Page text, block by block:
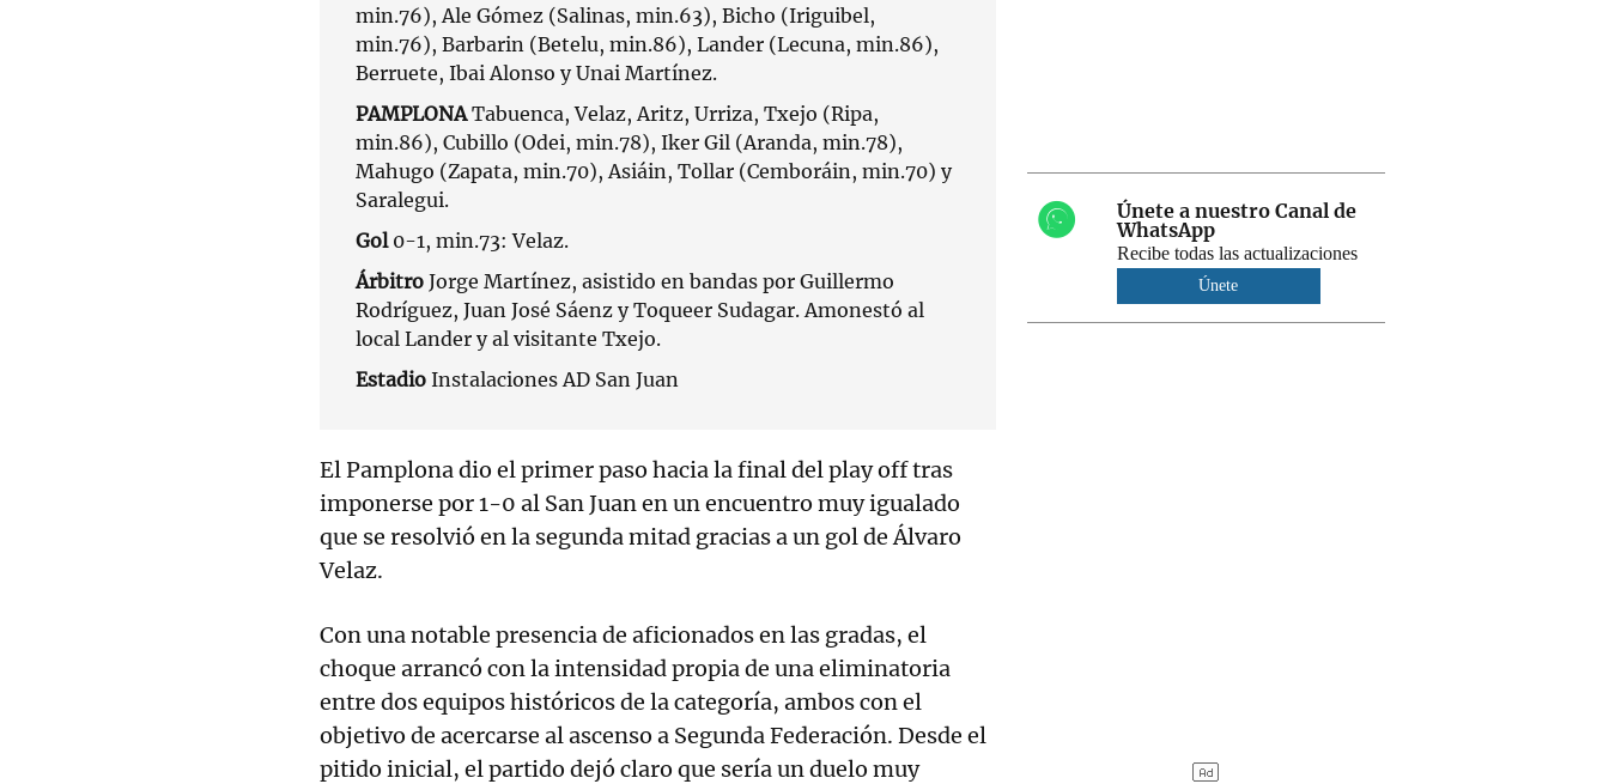
min.76), Ale Gómez (Salinas, min.63), Bicho (Iriguibel,
min.76), Barbarin (Betelu, min.86), Lander (Lecuna, min.86),
Berruete, Ibai Alonso y Unai Martínez.
PAMPLONATabuenca, Velaz, Aritz, Urriza, Txejo (Ripa,
min.86), Cubillo (Odei, min.78), Iker Gil (Aranda, min.78),
Mahugo (Zapata, min.70), Asiáin, Tollar (Cemboráin, min.70) y
Saralegui.
Gol 0-1, min.73: Velaz.
Árbitro Jorge Martínez, asistido en bandas por Guillermo
Rodríguez, Juan José Sáenz y Toqueer Sudagar. Amonestó al
local Lander y al visitante Txejo.
Estadio Instalaciones AD San Juan
El Pamplona dio el primer paso hacia la final del play off tras
imponerse por 1-0 al San Juan en un encuentro muy igualado
que se resolvió en la segunda mitad gracias a un gol de Álvaro
Velaz.
Con una notable presencia de aficionados en las gradas, el
choque arrancó con la intensidad propia de una eliminatoria
entre dos equipos históricos de la categoría, ambos con el
objetivo de acercarse al ascenso a Segunda Federación. Desde el
pitido inicial, el partido dejó claro que sería un duelo muy
Únete a nuestro Canal de
WhatsApp
Recibe todas las actualizaciones
Únete